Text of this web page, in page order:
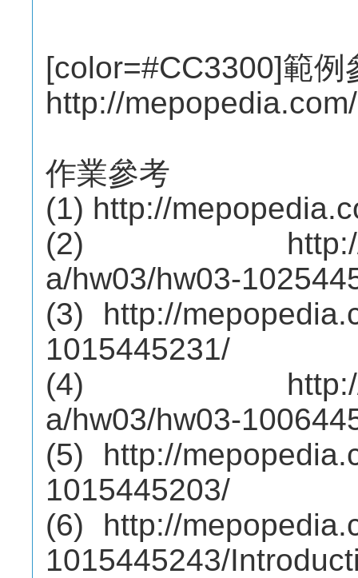
[color=#CC3300]範例
http://
作業參考
(1) http://
(2) http://
a/hw03/hw03-
(3) http://
1015445231/
(4) http://
a/hw03/hw03-
(5) http://
1015445203/
(6) http://
1015445243/